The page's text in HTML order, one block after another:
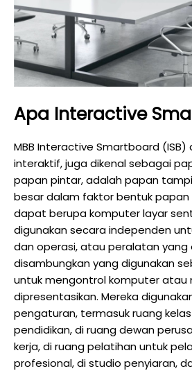
Apa Interactive
MBB Interactive Smartboard (ISB)
interaktif, juga dikenal sebagai
papan pintar, adalah papan
besar dalam faktor bentuk papan
dapat berupa komputer layar
digunakan secara independen
dan operasi, atau peralatan
disambungkan yang digunakan
untuk mengontrol komputer atau
dipresentasikan. Mereka
pengaturan, termasuk ruang
pendidikan, di ruang dewan
kerja, di ruang pelatihan untuk
profesional, di studio penyiaran,